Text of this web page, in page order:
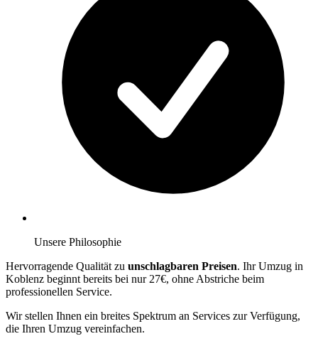
Unsere Philosophie
Hervorragende Qualität zu unschlagbaren Preisen. Ihr Umzug in
Koblenz beginnt bereits bei nur 27€, ohne Abstriche beim
professionellen Service.
Wir stellen Ihnen ein breites Spektrum an Services zur Verfügung,
die Ihren Umzug vereinfachen.